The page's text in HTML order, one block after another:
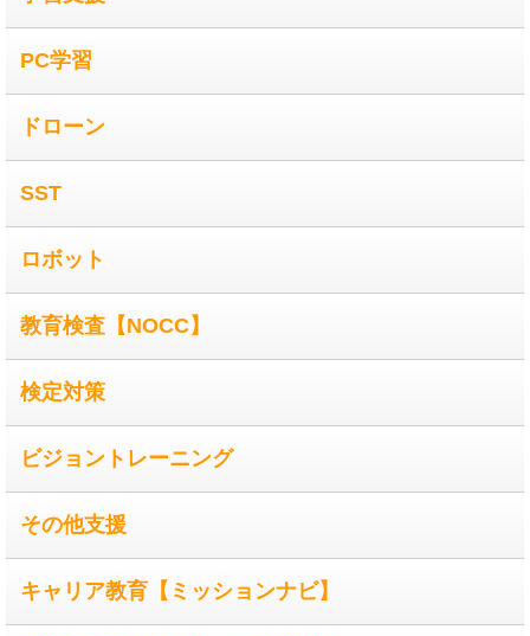
PC学習
ドローン
SST
ロボット
教育検査【NOCC】
検定対策
ビジョントレーニング
その他支援
キャリア教育【ミッションナビ】